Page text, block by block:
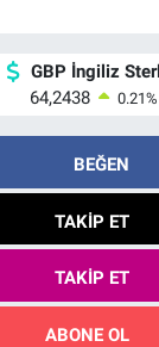
GBP İngiliz
64,2438
0.21%
BEĞEN
TAKIP ET
TAKIP ET
ABONE OL